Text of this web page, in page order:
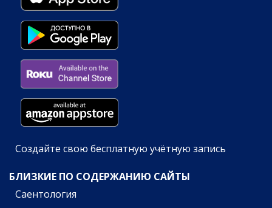
Создайте свою бесплатную учётную запись
БЛИЗКИЕ ПО СОДЕРЖАНИЮ САЙТЫ
Саентология